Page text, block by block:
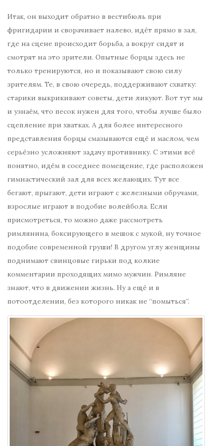
Итак, он выходит обратно в вестибюль при
фригидарии и сворачивает налево, идёт прямо в зал,
где на сцене происходит борьба, а вокруг сидят и
смотрят на это зрители. Опытные борцы здесь не
только тренируются, но и показывают свою силу
зрителям. Те, в свою очередь, поддерживают схватку:
старики выкрикивают советы, дети ликуют. Вот тут мы
и узнаём, что песок нужен для того, чтобы лучше было
сцепление при хватках. А для более интересного
представления борцы смазываются ещё и маслом, чем
серьёзно усложняют задачу противнику. С этими всё
понятно, идём в соседнее помещение, где расположен
гимнастический зал для всех желающих. Тут все
бегают, прыгают, дети играют с железными обручами,
взрослые играют в подобие волейбола. Если
присмотреться, то можно даже рассмотреть
римлянина, боксирующего в мешок с мукой, ну точное
подобие современной груши! В другом углу женщины
поднимают свинцовые гирьки под колкие
комментарии проходящих мимо мужчин. Римляне
знают, что в движении жизнь. Ну а ещё и в
потоотделении, без которого никак не “помыться”.